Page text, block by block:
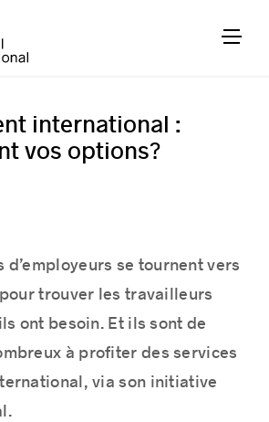
international :
vos options?
d’employeurs se tournent vers
trouver les travailleurs
ont besoin. Et ils sont de
à profiter des services
, via son initiative